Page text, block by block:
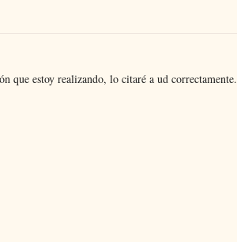
que estoy realizando, lo citaré a ud correctamente.